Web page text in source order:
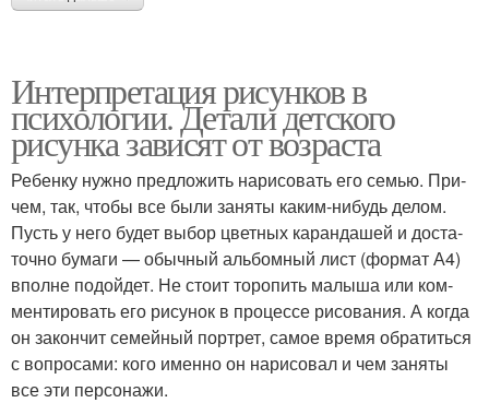
Интерпретация рисунков в
психологии. Детали детского
рисунка зависят от возраста
Ребенку нужно пред­ло­жить нари­со­вать его семью. При­
чем, так, чтобы все были заняты каким-нибудь делом.
Пусть у него будет выбор цвет­ных каран­да­шей и доста­
точно бумаги — обыч­ный аль­бом­ный лист (фор­мат А4)
вполне подой­дет. Не стоит торо­пить малыша или ком­
мен­ти­ро­вать его рису­нок в про­цессе рисо­ва­ния. А когда
он закон­чит семей­ный порт­рет, самое время обра­титься
с вопро­сами: кого именно он нари­со­вал и чем заняты
все эти персонажи.